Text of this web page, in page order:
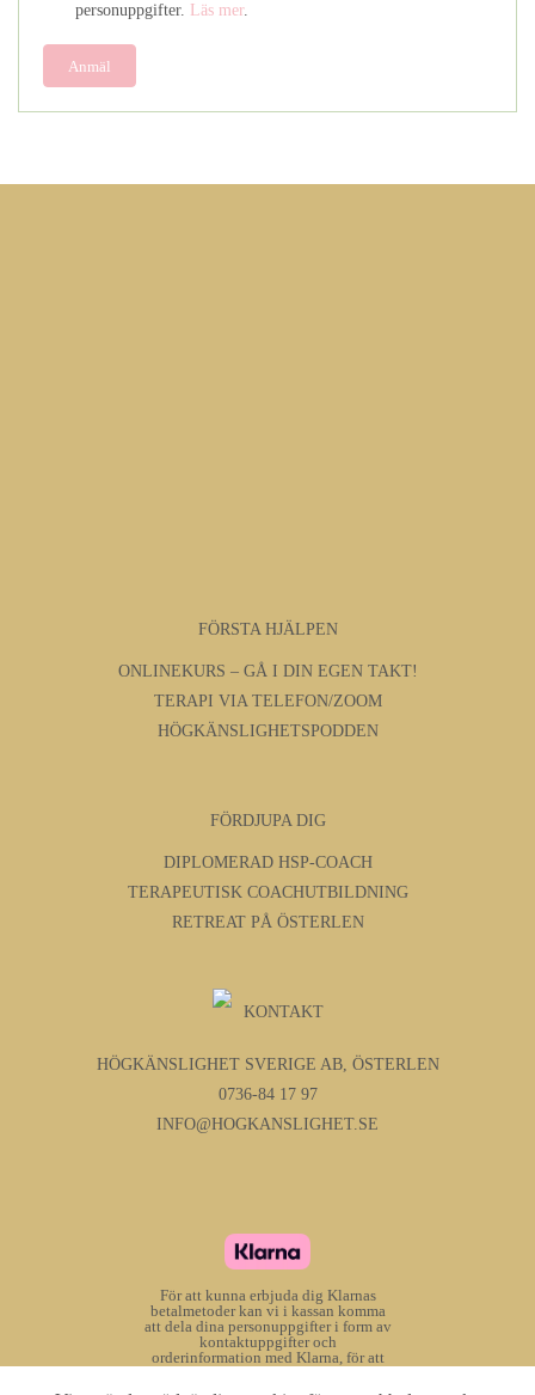
personuppgifter. Läs mer.
FÖRSTA HJÄLPEN
ONLINEKURS – GÅ I DIN EGEN TAKT!
TERAPI VIA TELEFON/ZOOM
HÖGKÄNSLIGHETSPODDEN
FÖRDJUPA DIG
DIPLOMERAD HSP-COACH
TERAPEUTISK COACHUTBILDNING
RETREAT PÅ ÖSTERLEN
KONTAKT
HÖGKÄNSLIGHET SVERIGE AB, ÖSTERLEN
0736-84 17 97
INFO@HOGKANSLIGHET.SE
För att kunna erbjuda dig Klarnas
betalmetoder kan vi i kassan komma
att dela dina personuppgifter i form av
kontaktuppgifter och
orderinformation med Klarna, för att